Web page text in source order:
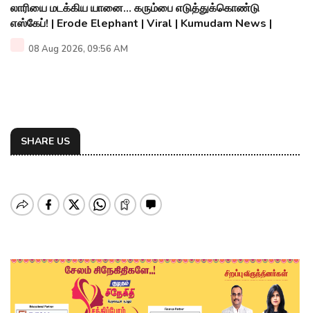
லாரியை மடக்கிய யானை... கரும்பை எடுத்துக்கொண்டு
எஸ்கேப்! | Erode Elephant | Viral | Kumudam News |
08 Aug 2026, 09:56 AM
SHARE US